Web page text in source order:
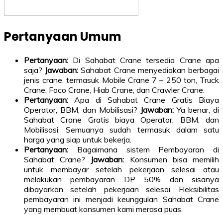
Pertanyaan Umum
Pertanyaan: Di Sahabat Crane tersedia Crane apa
saja? Jawaban: Sahabat Crane menyediakan berbagai
jenis crane, termasuk Mobile Crane 7 – 250 ton, Truck
Crane, Foco Crane, Hiab Crane, dan Crawler Crane.
Pertanyaan: Apa di Sahabat Crane Gratis Biaya
Operator, BBM, dan Mobilisasi? Jawaban: Ya benar, di
Sahabat Crane Gratis biaya Operator, BBM, dan
Mobilisasi. Semuanya sudah termasuk dalam satu
harga yang siap untuk bekerja.
Pertanyaan: Bagaimana sistem Pembayaran di
Sahabat Crane? Jawaban: Konsumen bisa memilih
untuk membayar setelah pekerjaan selesai atau
melakukan pembayaran DP 50% dan sisanya
dibayarkan setelah pekerjaan selesai. Fleksibilitas
pembayaran ini menjadi keunggulan Sahabat Crane
yang membuat konsumen kami merasa puas.